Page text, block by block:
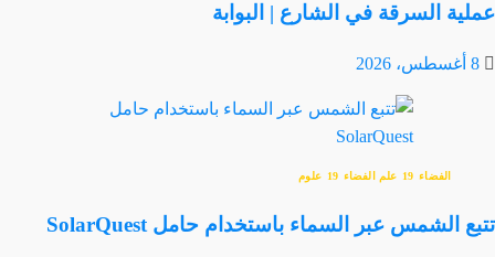
عملية السرقة في الشارع | البوابة
8 أغسطس، 2026
الفضاء علم الفضاء علوم
تتبع الشمس عبر السماء باستخدام حامل SolarQuest